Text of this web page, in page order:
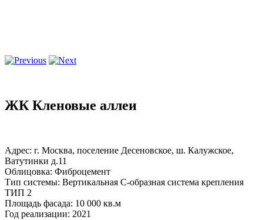
ЖК Кленовые аллеи
Адрес: г. Москва, поселение Десеновское, ш. Калужское,
Ватутинки д.11
Облицовка: Фиброцемент
Тип системы: Вертикальная С-образная система крепления
ТИП 2
Площадь фасада: 10 000 кв.м
Год реализации: 2021